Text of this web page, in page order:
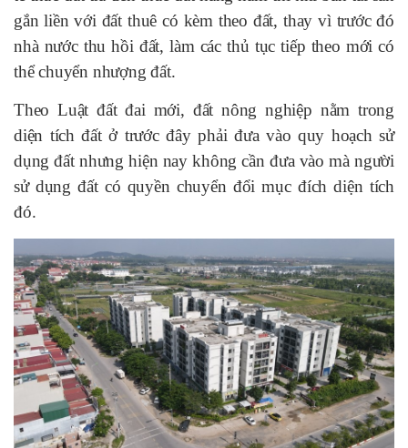
gắn liền với đất thuê có kèm theo đất, thay vì trước đó
nhà nước thu hồi đất, làm các thủ tục tiếp theo mới có
thể chuyển nhượng đất.
Theo Luật đất đai mới, đất nông nghiệp nằm trong
diện tích đất ở trước đây phải đưa vào quy hoạch sử
dụng đất nhưng hiện nay không cần đưa vào mà người
sử dụng đất có quyền chuyển đổi mục đích diện tích
đó.